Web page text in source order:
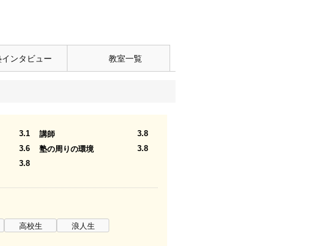
インタビュー 教室一覧
3.1 講師
3.8
3.6 塾の周りの環境
3.8
3.8
高校生 浪人生